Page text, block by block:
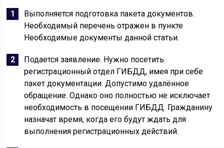
Выполняется подготовка пакета документов.
Необходимый перечень отражен в пункте
Необходимые документы данной статьи.
Подается заявление. Нужно посетить
регистрационный отдел ГИБДД, имея при себе
пакет документации. Допустимо удалённое
обращение. Однако оно полностью не исключает
необходимость в посещении ГИБДД. Гражданину
назначат время, когда его будут ждать для
выполнения регистрационных действий.